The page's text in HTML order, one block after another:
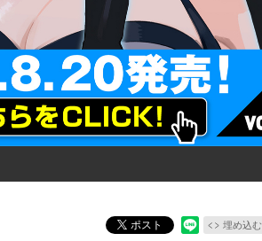
ポスト 埋め込む